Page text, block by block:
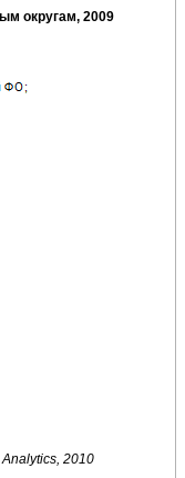
округам, 2009
2010